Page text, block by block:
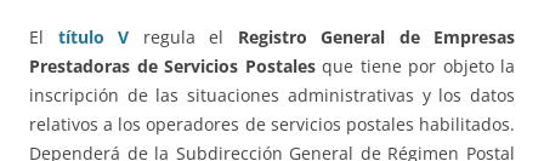
El título V regula el Registro General de Empresas
Prestadoras de Servicios Postalesque tiene por objeto la
inscripción de las situaciones administrativas y los datos
relativos a los operadores de servicios postales habilitados.
Dependerá de la Subdirección General de Régimen Postal